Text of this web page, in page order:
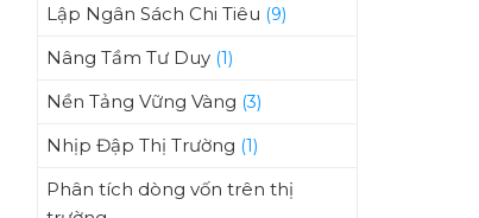
Lập Ngân Sách Chi Tiêu (9)
Nâng Tầm Tư Duy (1)
Nền Tảng Vững Vàng (3)
Nhịp Đập Thị Trường (1)
Phân tích dòng vốn trên thị